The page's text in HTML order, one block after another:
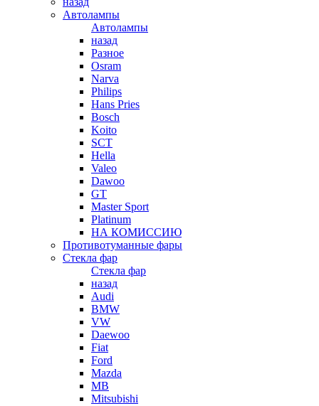
Автолампы
Автолампы
назад
Разное
Osram
Narva
Philips
Hans Pries
Bosch
Koito
SCT
Hella
Valeo
Dawoo
GT
Master Sport
Platinum
НА КОМИССИЮ
Противотуманные фары
Стекла фар
Стекла фар
назад
Audi
BMW
VW
Daewoo
Fiat
Ford
Mazda
MB
Mitsubishi